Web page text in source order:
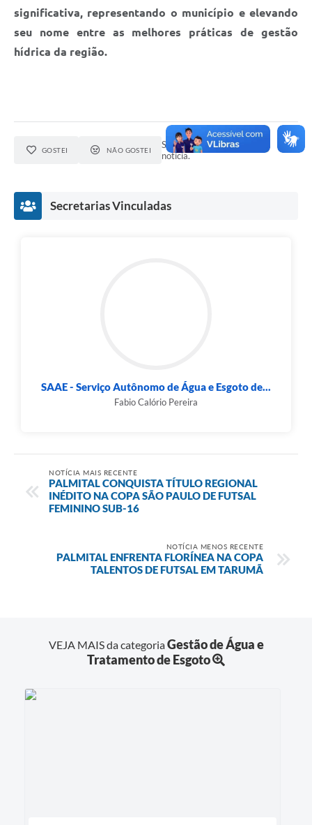
significativa, representando o município e elevando
seu nome entre as melhores práticas de gestão
hídrica da região.
GOSTEI NÃO GOSTEI
Seja o primeiro a curtir esta
notícia.
Secretarias Vinculadas
SAAE - Serviço Autônomo de Água e Esgoto de...
Fabio Calório Pereira
NOTÍCIA MAIS RECENTE
PALMITAL CONQUISTA TÍTULO REGIONAL
INÉDITO NA COPA SÃO PAULO DE FUTSAL
FEMININO SUB-16
NOTÍCIA MENOS RECENTE
PALMITAL ENFRENTA FLORÍNEA NA COPA
TALENTOS DE FUTSAL EM TARUMÃ
VEJA MAIS da categoriaGestão de Água e
Tratamento de Esgoto